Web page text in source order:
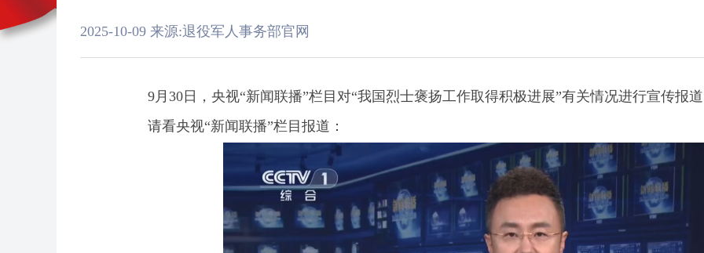
2025-10-09 来源:退役军人事务部官网
9月30日，央视“新闻联播”栏目对“我国烈士褒扬工作取得积极进展”有关情况进行宣传报
请看央视“新闻联播”栏目报道：